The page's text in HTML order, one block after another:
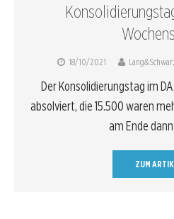
18/10/2021
Der Konsolidierungstag im
absolviert, die 15.500 waren
am Ende
ZUM